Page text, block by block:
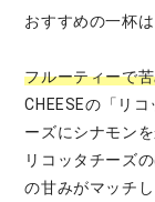
おすすめの一杯は
フルーティーで
CHEESEの「リ
ーズにシナモン
リコッタチーズ
の甘みがマッチし